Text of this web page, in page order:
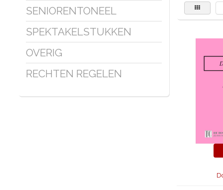
SENIORENTONEEL
SPEKTAKELSTUKKEN
OVERIG
RECHTEN REGELEN